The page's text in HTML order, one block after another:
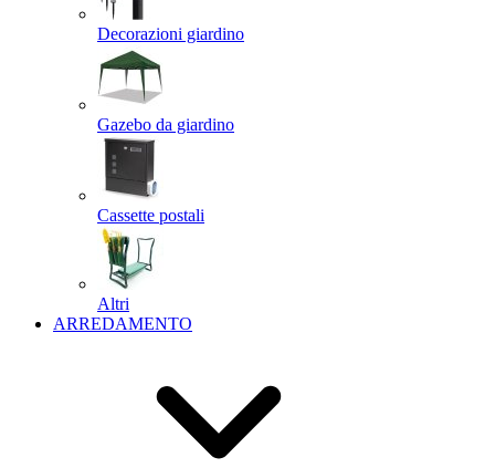
Decorazioni giardino
Gazebo da giardino
Cassette postali
Altri
ARREDAMENTO